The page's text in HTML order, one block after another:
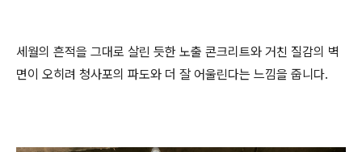
세월의 흔적을 그대로 살린 듯한 노출 콘크리트와 거친 질감의 벽
면이 오히려 청사포의 파도와 더 잘 어울린다는 느낌을 줍니다.